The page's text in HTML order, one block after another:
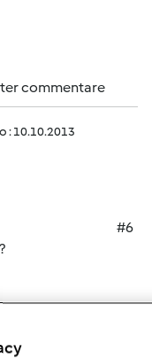
commentare
: 10.10.2013
#6
commentare